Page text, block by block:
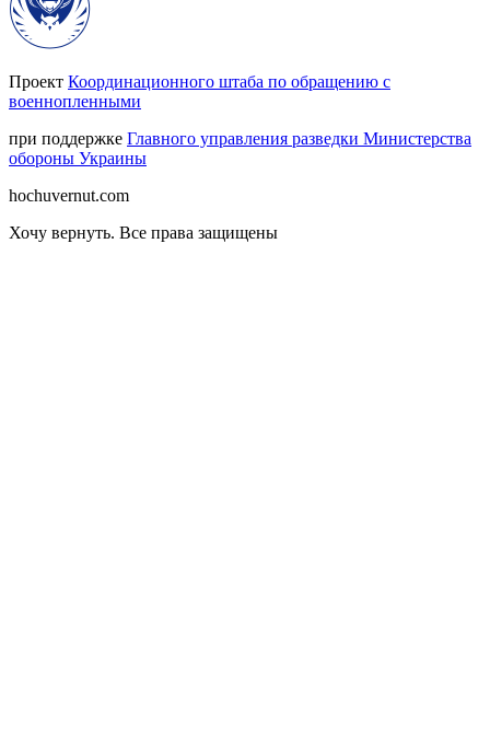
Проект Координационного штаба по обращению с
военнопленными
при поддержке Главного управления разведки Министерства
обороны Украины
hochuvernut.com
Хочу вернуть. Все права защищены